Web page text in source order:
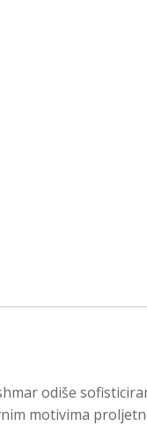
odiše
motivima